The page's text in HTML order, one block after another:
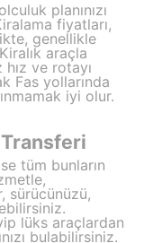
planınızı
fiyatları,
genellikle
araçla
ve rotayı
Fas yollarında
iyi olur.
tüm bunların
sürücünüzü,
lüks araçlardan
bulabilirsiniz.